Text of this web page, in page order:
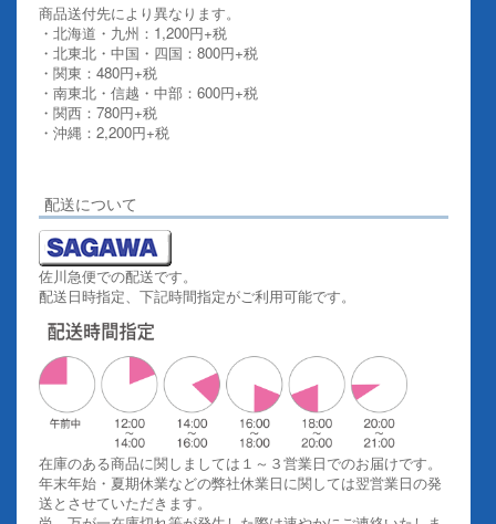
商品送付先により異なります。
・北海道・九州：1,200円+税
・北東北・中国・四国：800円+税
・関東：480円+税
・南東北・信越・中部：600円+税
・関西：780円+税
・沖縄：2,200円+税
配送について
佐川急便での配送です。
配送日時指定、下記時間指定がご利用可能です。
在庫のある商品に関しましては１～３営業日でのお届けです。
年末年始・夏期休業などの弊社休業日に関しては翌営業日の発
送とさせていただきます。